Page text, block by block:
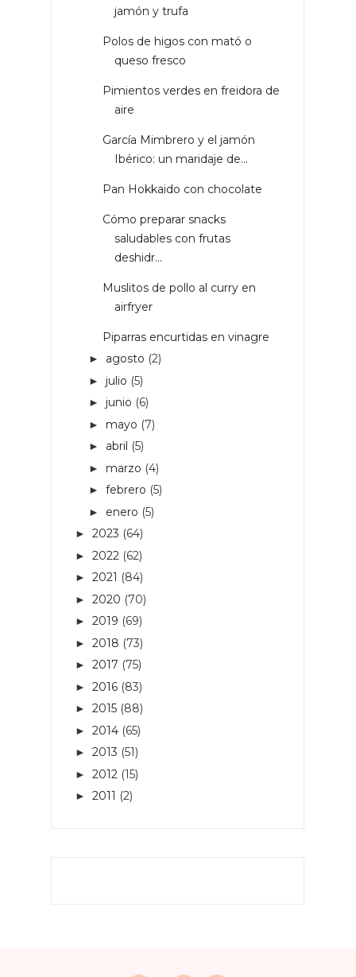
jamón y trufa
Polos de higos con mató o
queso fresco
Pimientos verdes en freidora de
aire
García Mimbrero y el jamón
Ibérico: un maridaje de...
Pan Hokkaido con chocolate
Cómo preparar snacks
saludables con frutas
deshidr...
Muslitos de pollo al curry en
airfryer
Piparras encurtidas en vinagre
► agosto (2)
► julio (5)
► junio (6)
► mayo (7)
► abril (5)
► marzo (4)
► febrero (5)
► enero (5)
► 2023 (64)
► 2022 (62)
► 2021 (84)
► 2020 (70)
► 2019 (69)
► 2018 (73)
► 2017 (75)
► 2016 (83)
► 2015 (88)
► 2014 (65)
► 2013 (51)
► 2012 (15)
► 2011 (2)